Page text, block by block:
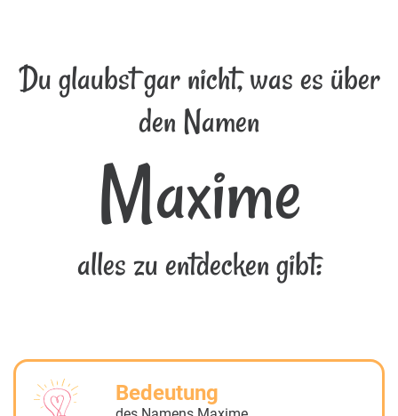
Du glaubst gar nicht, was es über
den Namen
Maxime
alles zu entdecken gibt:
Bedeutung